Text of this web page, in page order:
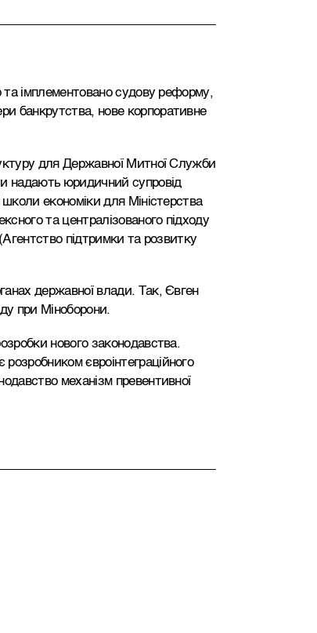
та імплементовано судову реформу,
банкрутства, нове корпоративне
для Державної Митної Служби
надають юридичний супровід
школи економіки для Міністерства
та централізованого підходу
підтримки та розвитку
державної влади. Так, Євген
при Міноборони.
нового законодавства.
євроінтеграційного
механізм превентивної